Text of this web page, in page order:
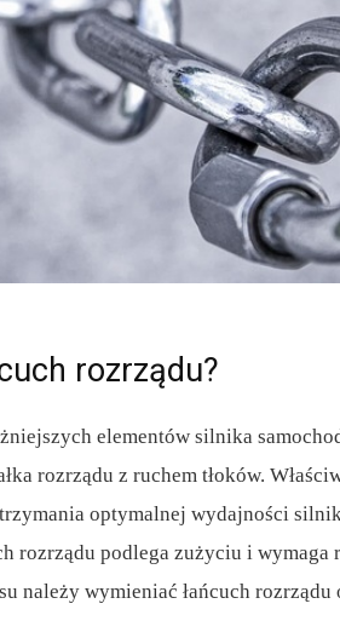
rozrządu?
elementów silnika
rozrządu z ruchem tłoków.
optymalnej wydajności
rozrządu podlega zużyciu i wymaga
należy wymieniać łańcuch